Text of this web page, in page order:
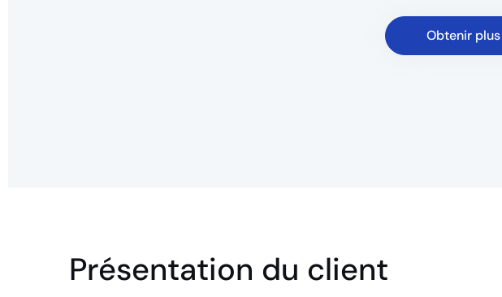
Obtenir
Présentation du client